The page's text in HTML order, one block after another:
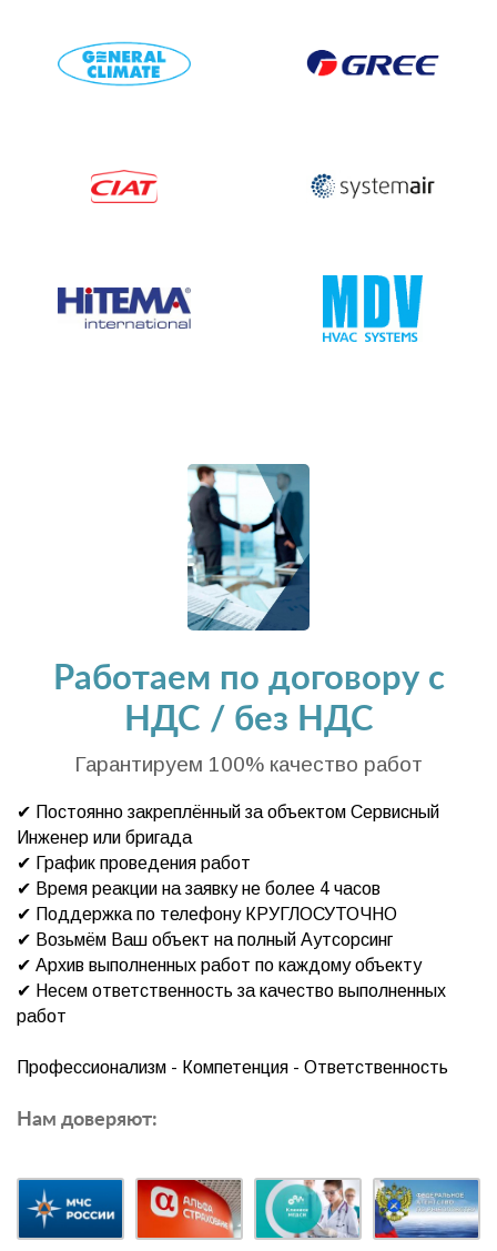
Работаем по договору с
НДС / без НДС
Гарантируем 100% качество работ
✔ Постоянно закреплённый за объектом Сервисный
Инженер или бригада
✔ График проведения работ
✔ Время реакции на заявку не более 4 часов
✔ Поддержка по телефону КРУГЛОСУТОЧНО
✔ Возьмём Ваш объект на полный Аутсорсинг
✔ Архив выполненных работ по каждому объекту
✔ Несем ответственность за качество выполненных
работ
Профессионализм - Компетенция - Ответственность
Нам доверяют: